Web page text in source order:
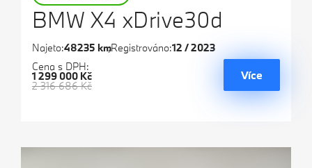
BMW X4 xDrive30d
Najeto:48235 kmRegistrováno:12 / 2023
Cena s DPH:
2 316 686 Kč
1 299 000 Kč Více